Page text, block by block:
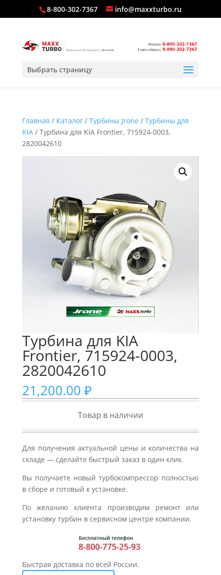
8-800-302-7367 info@maxxturbo.ru
Выбрать страницу
Главная / Каталог/ Турбины Jrone/ Турбины для
KIA/ Турбина для KIA Frontier, 715924-0003,
2820042610
Турбина для KIA
Frontier, 715924-0003,
2820042610
21,200.00 ₽
Товар в наличии
Для получения актуальной цены и количества на
складе — сделайте быстрый заказ в один клик.
Вы получаете новый турбокомпрессор полностью
в сборе и готовый к установке.
По желанию клиента производим ремонт или
установку турбин в сервисном центре компании.
Быстрая доставка по всей России.